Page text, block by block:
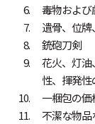
毒物および
遺骨、位牌
銃砲刀剣
花火、灯油
性、揮発
一梱包の
不潔な物品